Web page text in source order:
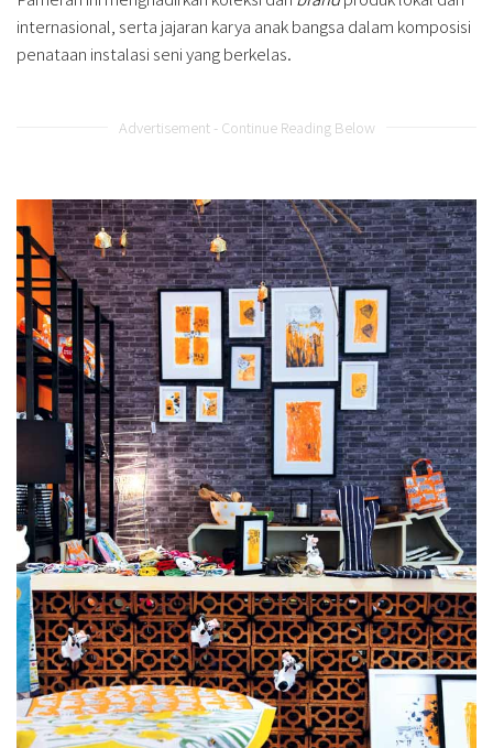
internasional, serta jajaran karya anak bangsa dalam komposisi
penataan instalasi seni yang berkelas.
Advertisement - Continue Reading Below